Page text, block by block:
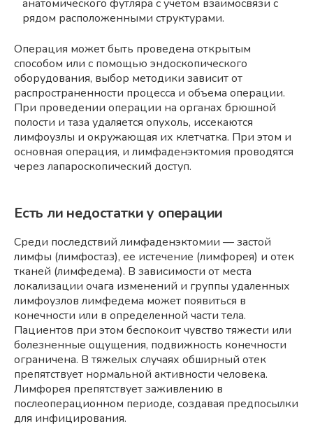
анатомического футляра с учетом взаимосвязи с
рядом расположенными структурами.
Операция может быть проведена открытым
способом или с помощью эндоскопического
оборудования, выбор методики зависит от
распространенности процесса и объема операции.
При проведении операции на органах брюшной
полости и таза удаляется опухоль, иссекаются
лимфоузлы и окружающая их клетчатка. При этом и
основная операция, и лимфаденэктомия проводятся
через лапароскопический доступ.
Есть ли недостатки у операции
Среди последствий лимфаденэктомии — застой
лимфы (лимфостаз), ее истечение (лимфорея) и отек
тканей (лимфедема). В зависимости от места
локализации очага изменений и группы удаленных
лимфоузлов лимфедема может появиться в
конечности или в определенной части тела.
Пациентов при этом беспокоит чувство тяжести или
болезненные ощущения, подвижность конечности
ограничена. В тяжелых случаях обширный отек
препятствует нормальной активности человека.
Лимфорея препятствует заживлению в
послеоперационном периоде, создавая предпосылки
для инфицирования.